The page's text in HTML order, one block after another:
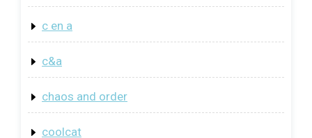
c en a
c&a
chaos and order
coolcat